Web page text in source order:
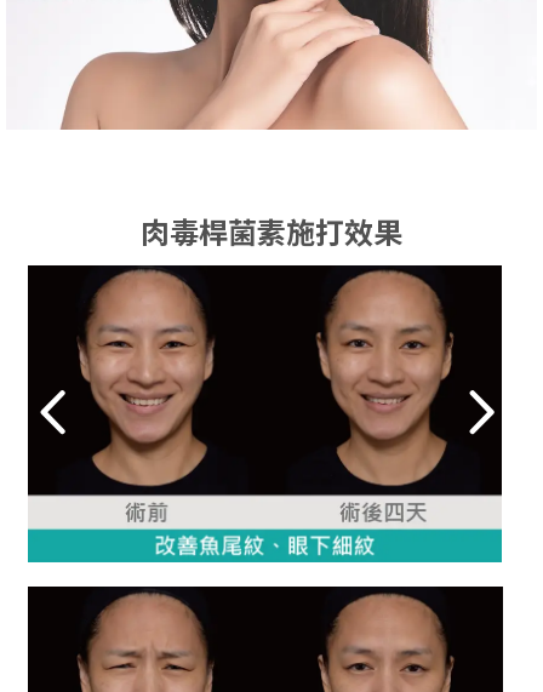
肉毒桿菌素施打效果